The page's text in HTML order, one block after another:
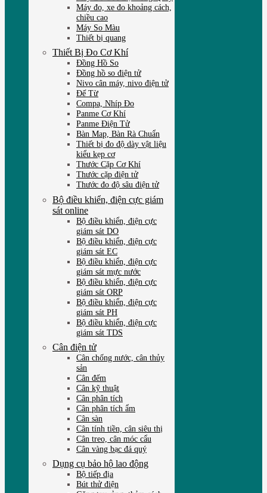
Máy đo, xe đo khoảng cách,
chiều cao
Máy So Màu
Thiết bị quang
Thiết Bị Đo Cơ Khí
Đồng Hồ So
Đồng hồ so điện tử
Nivo cân máy, nivo điện tử
Đế Từ
Compa, Nhíp Đo
Panme Cơ Khí
Panme Điện Tử
Bàn Map, Bàn Rà Chuẩn
Thiết bị đo độ dày vật liệu
kiểu kẹp cơ
Thước Cặp Cơ Khí
Thước cặp điện tử
Thước đo độ sâu điện tử
Bộ điều khiển, điện cực giám
sát online
Bộ điều khiển, điện cực
giám sát DO
Bộ điều khiển, điện cực
giám sát EC
Bộ điều khiển, điện cực
giám sát mực nước
Bộ điều khiển, điện cực
giám sát ORP
Bộ điều khiển, điện cực
giám sát PH
Bộ điều khiển, điện cực
giám sát TDS
Cân điện tử
Cân chống nước, cân thủy
sản
Cân đếm
Cân kỹ thuật
Cân phân tích
Cân phân tích ẩm
Cân sàn
Cân tính tiền, cân siêu thị
Cân treo, cân móc cẩu
Cân vàng bạc đá quý
Dụng cụ bảo hộ lao động
Bộ tiếp địa
Bút thử điện